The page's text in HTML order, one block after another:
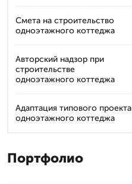
Смета на строительство
одноэтажного коттеджа
Авторский надзор при
строительстве
одноэтажного коттеджа
Адаптация типового проекта
одноэтажного коттеджа
Портфолио